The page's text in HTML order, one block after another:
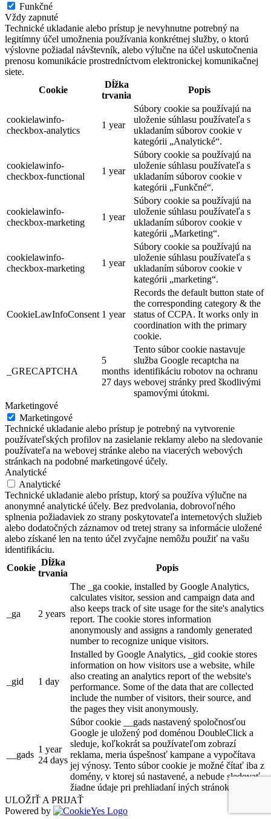
Funkčné
Vždy zapnuté
Technické ukladanie alebo prístup je nevyhnutne potrebný na
legitímny účel umožnenia používania konkrétnej služby, o ktorú
výslovne požiadal návštevník, alebo výlučne na účel uskutočnenia
prenosu komunikácie prostredníctvom elektronickej komunikačnej
siete.
Cookie
Dĺžka
trvania
Popis
cookielawinfo-
checkbox-analytics
1 year
Súbory cookie sa používajú na
uloženie súhlasu používateľa s
ukladaním súborov cookie v
kategórii „Analytické“.
cookielawinfo-
checkbox-functional
1 year
Súbory cookie sa používajú na
uloženie súhlasu používateľa s
ukladaním súborov cookie v
kategórii „Funkčné“.
cookielawinfo-
checkbox-marketing
1 year
Súbory cookie sa používajú na
uloženie súhlasu používateľa s
ukladaním súborov cookie v
kategórii „Marketing“.
cookielawinfo-
checkbox-marketing
1 year
Súbory cookie sa používajú na
uloženie súhlasu používateľa s
ukladaním súborov cookie v
kategórii „marketing“.
CookieLawInfoConsent 1 year
Records the default button state of
the corresponding category & the
status of CCPA. It works only in
coordination with the primary
cookie.
_GRECAPTCHA
5
months
27 days
Tento súbor cookie nastavuje
služba Google recaptcha na
identifikáciu robotov na ochranu
webovej stránky pred škodlivými
spamovými útokmi.
Marketingové
Marketingové
Technické ukladanie alebo prístup je potrebný na vytvorenie
používateľských profilov na zasielanie reklamy alebo na sledovanie
používateľa na webovej stránke alebo na viacerých webových
stránkach na podobné marketingové účely.
Analytické
Analytické
Technické ukladanie alebo prístup, ktorý sa používa výlučne na
anonymné analytické účely. Bez predvolania, dobrovoľného
splnenia požiadaviek zo strany poskytovateľa internetových služieb
alebo dodatočných záznamov od tretej strany sa informácie uložené
alebo získané len na tento účel zvyčajne nemôžu použiť na vašu
identifikáciu.
Cookie
Dĺžka
trvania
Popis
_ga 2 years
The _ga cookie, installed by Google Analytics,
calculates visitor, session and campaign data and
also keeps track of site usage for the site's analytics
report. The cookie stores information
anonymously and assigns a randomly generated
number to recognize unique visitors.
_gid 1 day
Installed by Google Analytics, _gid cookie stores
information on how visitors use a website, while
also creating an analytics report of the website's
performance. Some of the data that are collected
include the number of visitors, their source, and
the pages they visit anonymously.
__gads
1 year
24 days
Súbor cookie __gads nastavený spoločnosťou
Google je uložený pod doménou DoubleClick a
sleduje, koľkokrát sa používateľom zobrazí
reklama, meria úspešnosť kampane a vypočítava
jej výnosy. Tento súbor cookie je možné čítať iba z
domény, v ktorej sú nastavené, a nebude sledovať
žiadne údaje pri prehliadaní iných stránok.
ULOŽIŤ A PRIJAŤ
Powered by